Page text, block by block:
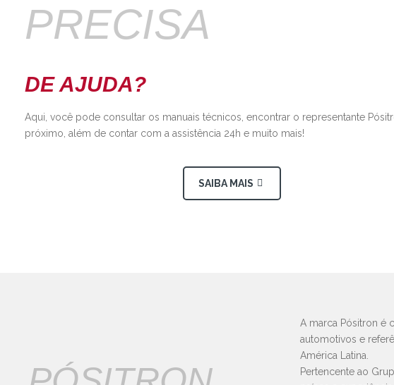
PRECISA
DE AJUDA?
Aqui, você pode consultar os manuais técnicos, encontrar o representante
próximo, além de contar com a assistência 24h e muito mais!
SAIBA MAIS
A marca Pósitron é
automotivos e
América Latina.
Pertencente ao